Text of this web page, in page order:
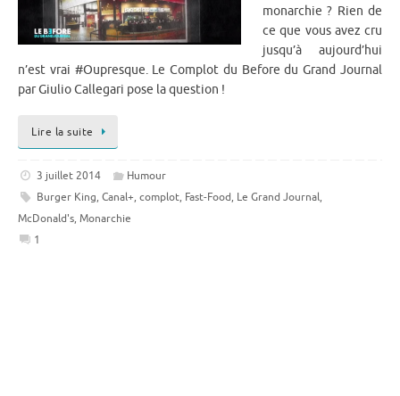
monarchie ? Rien de
ce que vous avez cru
jusqu’à aujourd’hui
n’est vrai #Oupresque. Le Complot du Before du Grand Journal
par Giulio Callegari pose la question !
Lire la suite
3 juillet 2014
Humour
Burger King, Canal+, complot, Fast-Food, Le Grand Journal,
McDonald's, Monarchie
1